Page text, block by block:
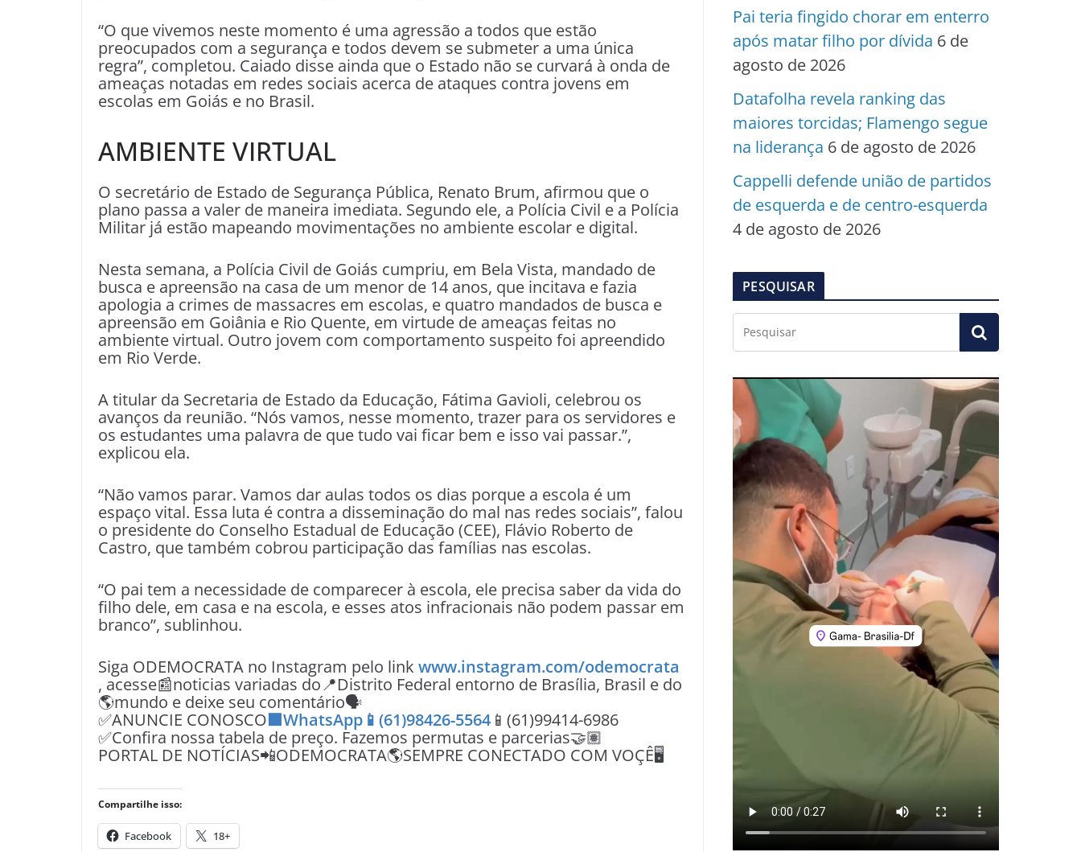
“O que vivemos neste momento é uma agressão a todos que estão
preocupados com a segurança e todos devem se submeter a uma única
regra”, completou. Caiado disse ainda que o Estado não se curvará à onda de
ameaças notadas em redes sociais acerca de ataques contra jovens em
escolas em Goiás e no Brasil.
AMBIENTE VIRTUAL
O secretário de Estado de Segurança Pública, Renato Brum, afirmou que o
plano passa a valer de maneira imediata. Segundo ele, a Polícia Civil e a Polícia
Militar já estão mapeando movimentações no ambiente escolar e digital.
Nesta semana, a Polícia Civil de Goiás cumpriu, em Bela Vista, mandado de
busca e apreensão na casa de um menor de 14 anos, que incitava e fazia
apologia a crimes de massacres em escolas, e quatro mandados de busca e
apreensão em Goiânia e Rio Quente, em virtude de ameaças feitas no
ambiente virtual. Outro jovem com comportamento suspeito foi apreendido
em Rio Verde.
A titular da Secretaria de Estado da Educação, Fátima Gavioli, celebrou os
avanços da reunião. “Nós vamos, nesse momento, trazer para os servidores e
os estudantes uma palavra de que tudo vai ficar bem e isso vai passar.”,
explicou ela.
“Não vamos parar. Vamos dar aulas todos os dias porque a escola é um
espaço vital. Essa luta é contra a disseminação do mal nas redes sociais”, falou
o presidente do Conselho Estadual de Educação (CEE), Flávio Roberto de
Castro, que também cobrou participação das famílias nas escolas.
“O pai tem a necessidade de comparecer à escola, ele precisa saber da vida do
filho dele, em casa e na escola, e esses atos infracionais não podem passar em
branco”, sublinhou.
Siga ODEMOCRATA no Instagram pelo link www.instagram.com/odemocrata
, acesse📰noticias variadas do📍Distrito Federal entorno de Brasília, Brasil e do
🌎mundo e deixe seu comentário🗣
✅ANUNCIE CONOSCO🟩WhatsApp📱(61)98426-5564 📱(61)99414-6986
✅Confira nossa tabela de preço. Fazemos permutas e parcerias🤝🏽
PORTAL DE NOTÍCIAS📲ODEMOCRATA🌎SEMPRE CONECTADO COM VOÇÊ🖥️
Compartilhe isso:
Facebook 18+
Pai teria fingido chorar em enterro
após matar filho por dívida 6 de
agosto de 2026
Datafolha revela ranking das
maiores torcidas; Flamengo segue
na liderança 6 de agosto de 2026
Cappelli defende união de partidos
de esquerda e de centro-esquerda
4 de agosto de 2026
PESQUISAR